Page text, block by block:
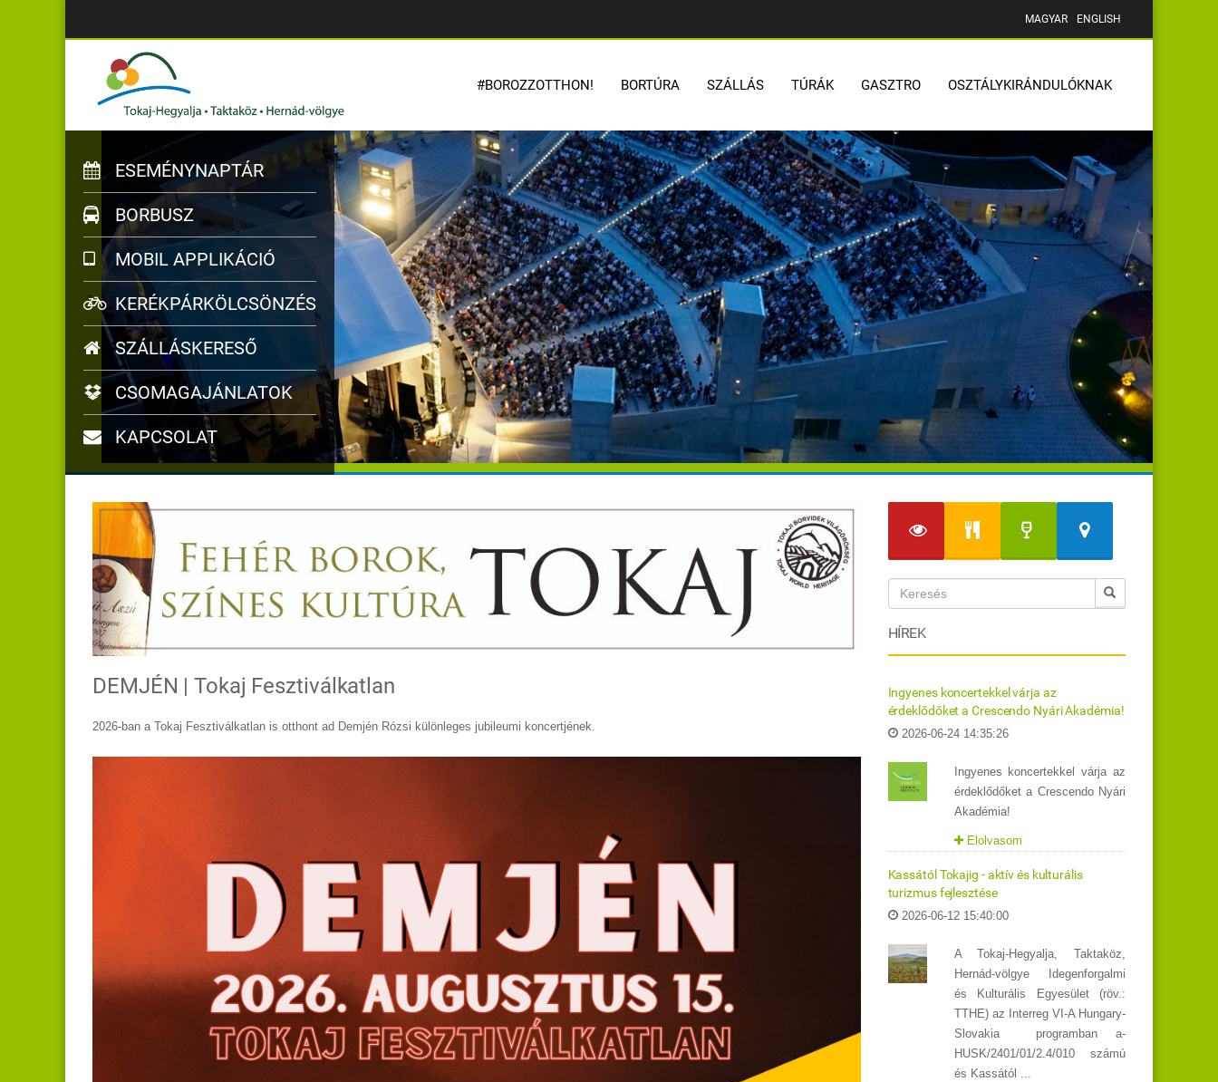
MAGYAR ENGLISH
#BOROZZOTTHON! BORTÚRA SZÁLLÁS TÚRÁK GASZTRO OSZTÁLYKIRÁNDULÓKNAK
ESEMÉNYNAPTÁR
BORBUSZ
MOBIL APPLIKÁCIÓ
KERÉKPÁRKÖLCSÖNZÉS
SZÁLLÁSKERESŐ
CSOMAGAJÁNLATOK
KAPCSOLAT
DEMJÉN | Tokaj Fesztiválkatlan
2026-ban a Tokaj Fesztiválkatlan is otthont ad Demjén Rózsi különleges jubileumi koncertjének.
HÍREK
Ingyenes koncertekkel várja az
érdeklődőket a Crescendo Nyári Akadémia!
2026-06-24 14:35:26
Ingyenes koncertekkel várja az
érdeklődőket a Crescendo Nyári
Akadémia!
Elolvasom
Kassától Tokajig - aktív és kulturális
turizmus fejlesztése
2026-06-12 15:40:00
A Tokaj-Hegyalja, Taktaköz,
Hernád-völgye Idegenforgalmi
és Kulturális Egyesület (röv.:
TTHE) az Interreg VI-A Hungary-
Slovakia programban a-
HUSK/2401/01/2.4/010 számú
és Kassától ...